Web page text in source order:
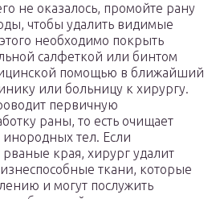
не оказалось, промойте рану
чтобы удалить видимые
необходимо покрыть
салфеткой или бинтом
помощью в ближайший
или больницу к хирургу.
первичную
раны, то есть очищает
тел. Если
края, хирург удалит
ткани, которые
и могут послужить